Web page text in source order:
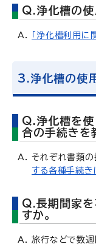
Q.浄化槽の使
「浄化槽利用に
3.浄化槽の使
Q.浄化槽を使
合の手続きを
それぞれ書類の
する各種手続き
Q.長期間家を
すか。
旅行などで数週